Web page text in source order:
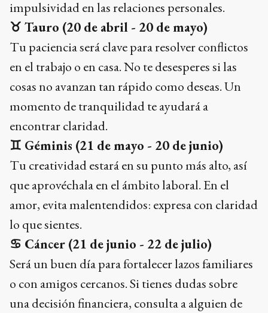
impulsividad en las relaciones personales.
♉ Tauro (20 de abril - 20 de mayo)
Tu paciencia será clave para resolver conflictos
en el trabajo o en casa. No te desesperes si las
cosas no avanzan tan rápido como deseas. Un
momento de tranquilidad te ayudará a
encontrar claridad.
♊ Géminis (21 de mayo - 20 de junio)
Tu creatividad estará en su punto más alto, así
que aprovéchala en el ámbito laboral. En el
amor, evita malentendidos: expresa con claridad
lo que sientes.
♋ Cáncer (21 de junio - 22 de julio)
Será un buen día para fortalecer lazos familiares
o con amigos cercanos. Si tienes dudas sobre
una decisión financiera, consulta a alguien de